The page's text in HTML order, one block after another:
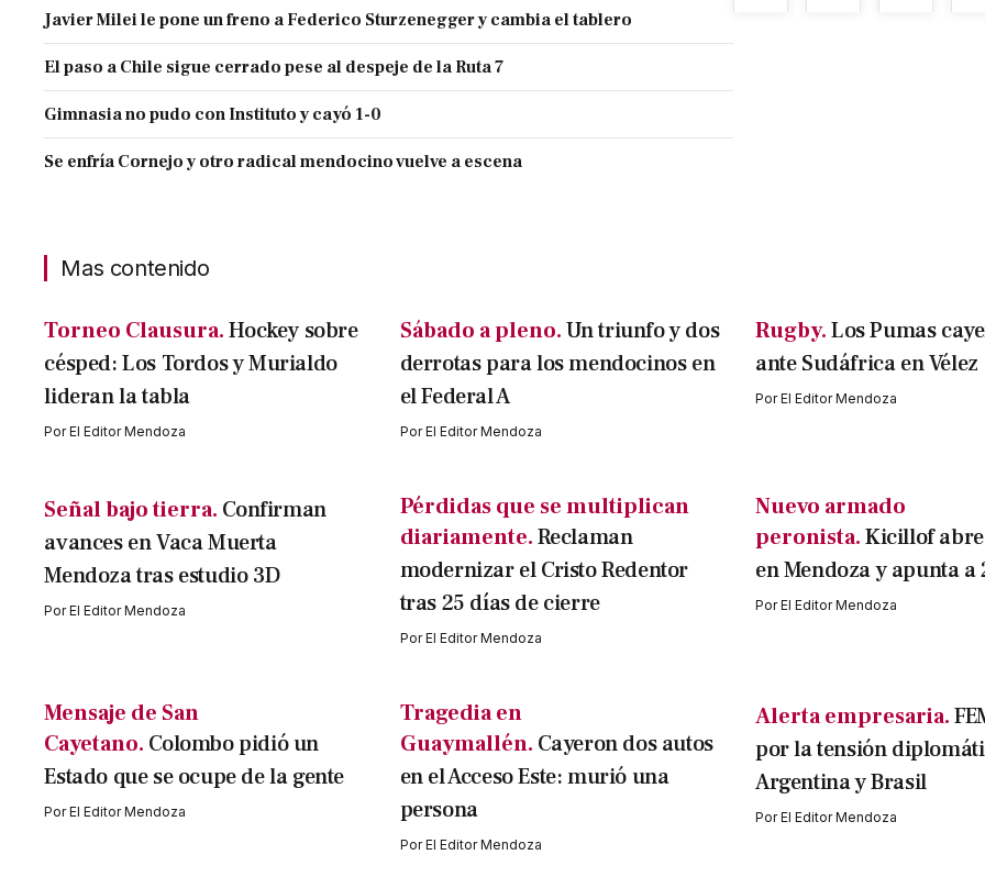
Javier Milei le pone un freno a Federico Sturzenegger y cambia el tablero
El paso a Chile sigue cerrado pese al despeje de la Ruta 7
Gimnasia no pudo con Instituto y cayó 1-0
Se enfría Cornejo y otro radical mendocino vuelve a escena
Mas contenido
Torneo Clausura. Hockey sobre
césped: Los Tordos y Murialdo
lideran la tabla
PorEl Editor Mendoza
Sábado a pleno.Un triunfo y dos
derrotas para los mendocinos en
el Federal A
PorEl Editor Mendoza
Rugby.Los Pumas
ante Sudáfrica en Vélez
PorEl Editor Mendoza
Señal bajo tierra. Confirman
avances en Vaca Muerta
Mendoza tras estudio 3D
PorEl Editor Mendoza
Pérdidas que se multiplican
diariamente.Reclaman
modernizar el Cristo Redentor
tras 25 días de cierre
PorEl Editor Mendoza
Nuevo armado
peronista.Kicillof
en Mendoza y apunta a
PorEl Editor Mendoza
Mensaje de San
Cayetano. Colombo pidió un
Estado que se ocupe de la gente
PorEl Editor Mendoza
Tragedia en
Guaymallén. Cayeron dos autos
en el Acceso Este: murió una
persona
PorEl Editor Mendoza
Alerta empresaria.
por la tensión
Argentina y Brasil
PorEl Editor Mendoza